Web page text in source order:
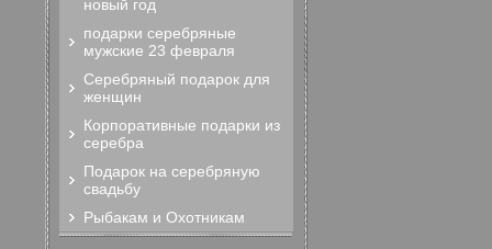
новый год
подарки серебряные
мужские 23 февраля
Серебряный подарок для
женщин
Корпоративные подарки из
серебра
Подарок на серебряную
свадьбу
Рыбакам и Охотникам